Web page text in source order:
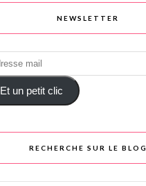
NEWSLETTER
Et un petit clic
RECHERCHE SUR LE BLOG